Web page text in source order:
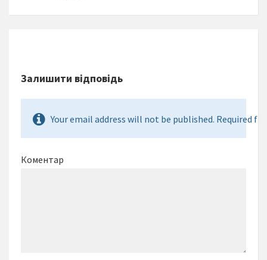
Залишити відповідь
Your email address will not be published. Required
Коментар